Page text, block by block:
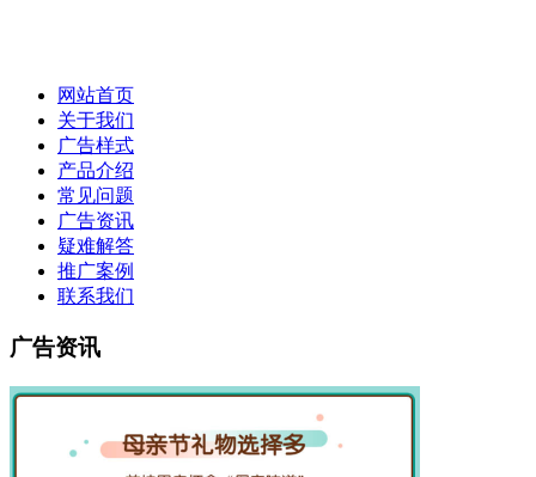
网站首页
关于我们
广告样式
产品介绍
常见问题
广告资讯
疑难解答
推广案例
联系我们
广告资讯
广告资讯|美柚广告优势|美柚